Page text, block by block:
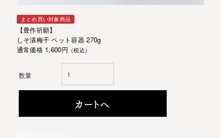
まとめ買い対象商品
【豊作祈願】
しそ漬梅干 ペット容器 270g
通常価格 1,600円 （税込）
数量
カートへ